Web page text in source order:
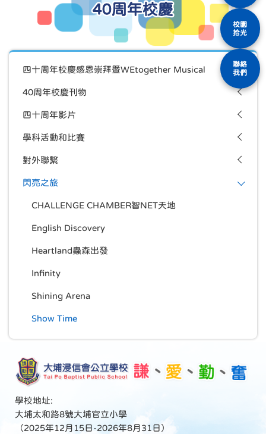
40周年校慶
四十周年校慶感恩崇拜暨WEtogether Musical
40周年校慶刊物
四十周年影片
學科活動和比賽
對外聯繫
閃亮之旅
CHALLENGE CHAMBER智NET天地
English Discovery
Heartland蟲森出發
Infinity
Shining Arena
Show Time
學校地址:
大埔太和路8號大埔官立小學
（2025年12月15日-2026年8月31日）
校園
拾光
聯絡
我們